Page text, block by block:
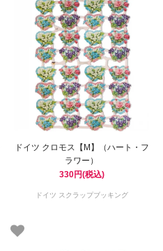
ドイツ クロモス【M】（ハート・フ
ラワー）
330円(税込)
ドイツ スクラップブッキング